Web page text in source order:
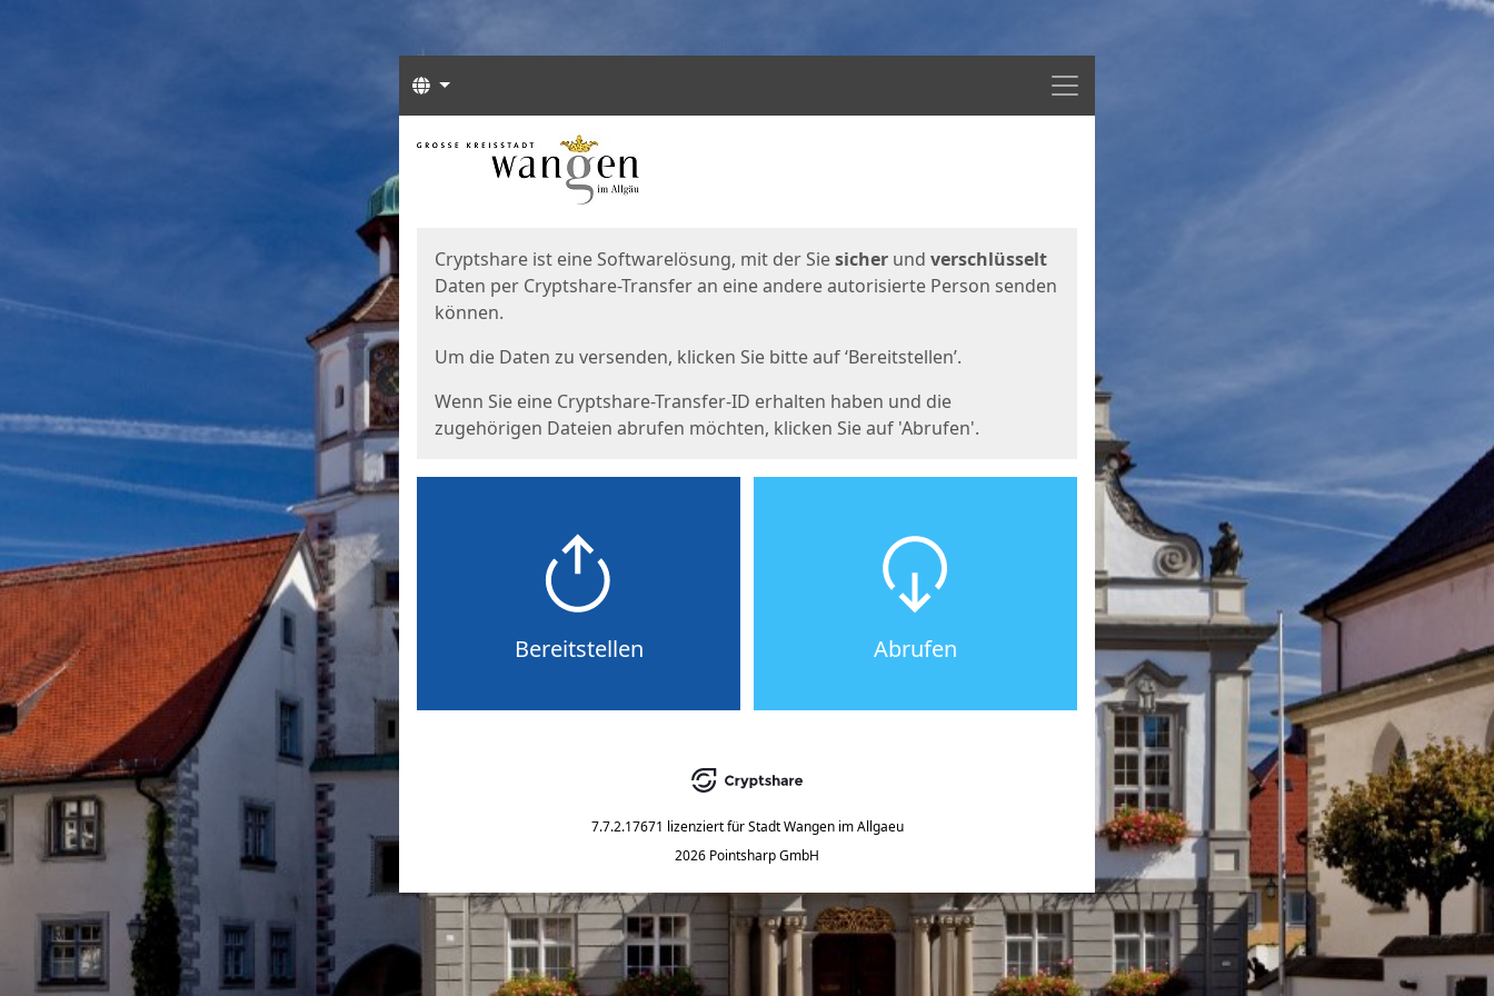
Menü
Sprachen
Start
Cryptshare ist eine Softwarelösung, mit der Siesicher und verschlüsselt
Daten per Cryptshare-Transfer an eine andere autorisierte Person senden
können.
Um die Daten zu versenden, klicken Sie bitte auf ‘Bereitstellen’.
Wenn Sie eine Cryptshare-Transfer-ID erhalten haben und die
zugehörigen Dateien abrufen möchten, klicken Sie auf 'Abrufen'.
Bereitstellen Abrufen
7.7.2.17671 lizenziert für Stadt Wangen im Allgaeu
2026 Pointsharp GmbH